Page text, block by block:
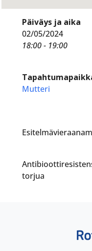
Päiväys ja aika
02/05/2024
18:00 - 19:00
Mutteri
torjua